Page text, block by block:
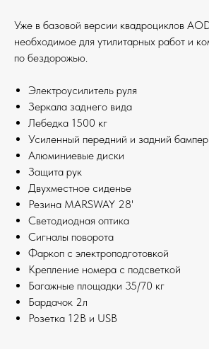
Уже в базовой версии квадроциклов
необходимое для утилитарных работ и
по бездорожью.
Электроусилитель руля
Зеркала заднего вида
Лебедка 1500 кг
Усиленный передний и задний бампер
Алюминиевые диски
Защита рук
Двухместное сиденье
Резина MARSWAY 28'
Светодиодная оптика
Сигналы поворота
Фаркоп с электроподготовкой
Крепление номера с подсветкой
Багажные площадки 35/70 кг
Бардачок 2л
Розетка 12В и USB